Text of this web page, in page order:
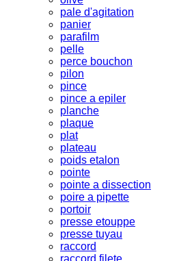
pale d'agitation
panier
parafilm
pelle
perce bouchon
pilon
pince
pince a epiler
planche
plaque
plat
plateau
poids etalon
pointe
pointe a dissection
poire a pipette
portoir
presse etouppe
presse tuyau
raccord
raccord filete